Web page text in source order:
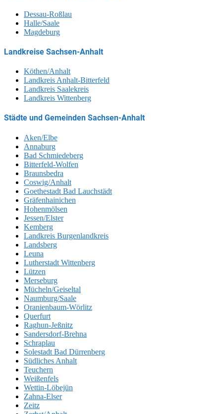
Dessau-Roßlau
Halle/Saale
Magdeburg
Landkreise Sachsen-Anhalt
Köthen/Anhalt
Landkreis Anhalt-Bitterfeld
Landkreis Saalekreis
Landkreis Wittenberg
Städte und Gemeinden Sachsen-Anhalt
Aken/Elbe
Annaburg
Bad Schmiedeberg
Bitterfeld-Wolfen
Braunsbedra
Coswig/Anhalt
Goethestadt Bad Lauchstädt
Gräfenhainichen
Hohenmölsen
Jessen/Elster
Kemberg
Landkreis Burgenlandkreis
Landsberg
Leuna
Lutherstadt Wittenberg
Lützen
Merseburg
Mücheln/Geiseltal
Naumburg/Saale
Oranienbaum-Wörlitz
Querfurt
Raghun-Jeßnitz
Sandersdorf-Brehna
Schraplau
Solestadt Bad Dürrenberg
Südliches Anhalt
Teuchern
Weißenfels
Wettin-Löbejün
Zahna-Elser
Zeitz